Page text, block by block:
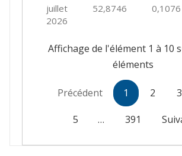
juillet
2026
52,8746 0,1076
Affichage de l'élément 1 à 10
éléments
Précédent 1 2 3
5 … 391